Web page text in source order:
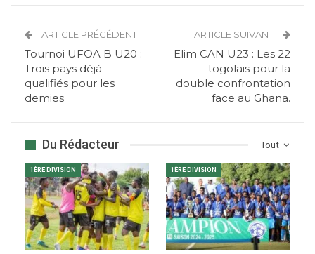
ARTICLE PRÉCÉDENT
Tournoi UFOA B U20 :
Trois pays déjà
qualifiés pour les
demies
ARTICLE SUIVANT
Elim CAN U23 : Les 22
togolais pour la
double confrontation
face au Ghana.
Tout
Du Rédacteur
1ÈRE DIVISION 1ÈRE DIVISION